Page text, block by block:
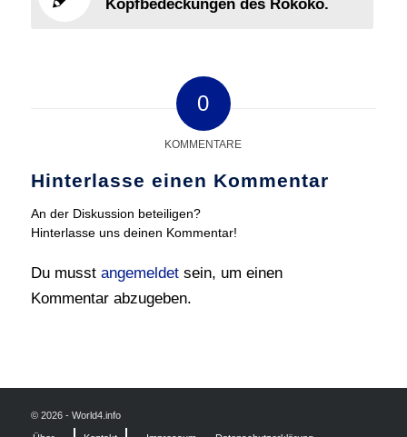
Kopfbedeckungen des Rokoko.
0
KOMMENTARE
Hinterlasse einen Kommentar
An der Diskussion beteiligen?
Hinterlasse uns deinen Kommentar!
Du musst angemeldetsein, um einen
Kommentar abzugeben.
© 2026 - World4.info